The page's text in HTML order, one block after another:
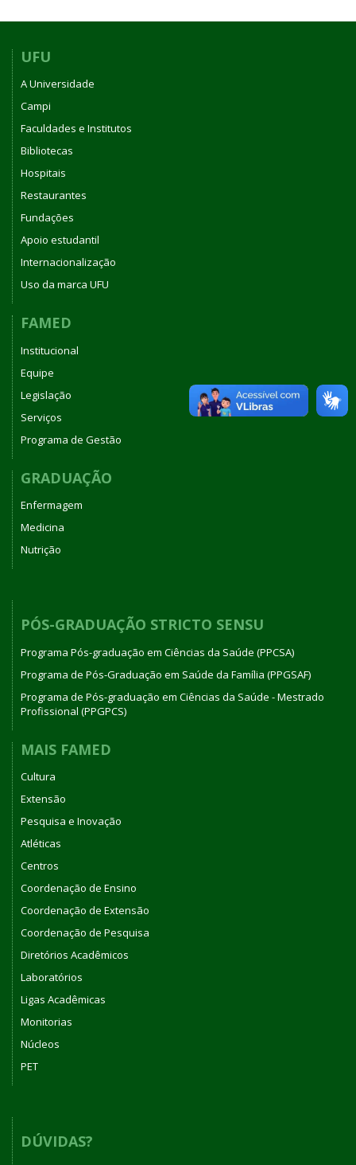
UFU
A Universidade
Campi
Faculdades e Institutos
Bibliotecas
Hospitais
Restaurantes
Fundações
Apoio estudantil
Internacionalização
Uso da marca UFU
FAMED
Institucional
Equipe
Legislação
Serviços
Programa de Gestão
GRADUAÇÃO
Enfermagem
Medicina
Nutrição
PÓS-GRADUAÇÃO STRICTO SENSU
Programa Pós-graduação em Ciências da Saúde (PPCSA)
Programa de Pós-Graduação em Saúde da Família (PPGSAF)
Programa de Pós-graduação em Ciências da Saúde - Mestrado
Profissional (PPGPCS)
MAIS FAMED
Cultura
Extensão
Pesquisa e Inovação
Atléticas
Centros
Coordenação de Ensino
Coordenação de Extensão
Coordenação de Pesquisa
Diretórios Acadêmicos
Laboratórios
Ligas Acadêmicas
Monitorias
Núcleos
PET
DÚVIDAS?